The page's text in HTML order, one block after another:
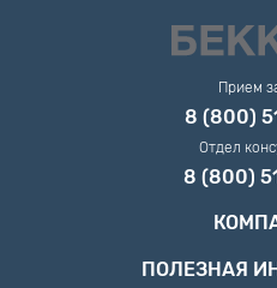
Прием
8 (800)
Отдел
8 (800)
ПОЛЕЗНАЯ